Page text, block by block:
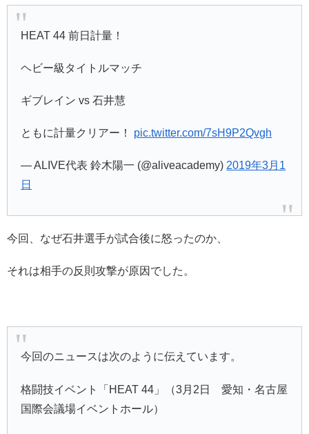
HEAT 44 前日計量！
ヘビー級タイトルマッチ
ギブレイン vs 石井慧
ともに計量クリアー！ pic.twitter.com/7sH9P2Qvgh
— ALIVE代表 鈴木陽一 (@aliveacademy) 2019年3月1
日
今回、なぜ石井選手が試合後に怒ったのか、
それは相手の反則攻撃が原因でした。
今回のニュースは次のように伝えています。
格闘技イベント「HEAT 44」（3月2日 愛知・名古屋
国際会議場イベントホール）